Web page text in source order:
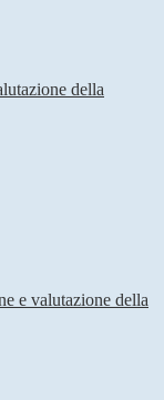
della
e valutazione della